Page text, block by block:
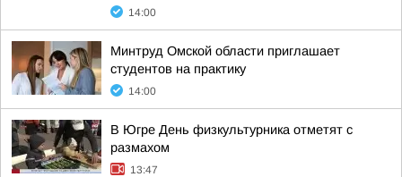
14:00
Минтруд Омской области приглашает
студентов на практику
14:00
В Югре День физкультурника отметят с
размахом
13:47